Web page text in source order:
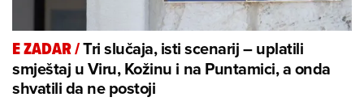
E ZADAR/Tri slučaja, isti scenarij – uplatili
smještaj u Viru, Kožinu i na Puntamici, a onda
shvatili da ne postoji